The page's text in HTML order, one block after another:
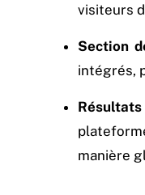
visiteurs
Section
intégrés,
manière